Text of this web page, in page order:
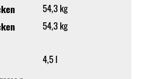
54,3 kg
54,3 kg
4,5 l